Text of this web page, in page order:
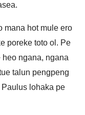
mana hot mule ero
poreke toto ol. Pe
heo ngana, ngana
talun pengpeng
lohaka pe